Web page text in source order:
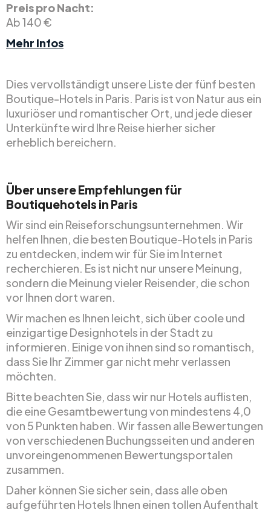
Preis pro Nacht:
Ab 140 €
Mehr Infos
Dies vervollständigt unsere Liste der fünf besten
Boutique-Hotels in Paris. Paris ist von Natur aus ein
luxuriöser und romantischer Ort, und jede dieser
Unterkünfte wird Ihre Reise hierher sicher
erheblich bereichern.
Über unsere Empfehlungen für
Boutiquehotels in Paris
Wir sind ein Reiseforschungsunternehmen. Wir
helfen Ihnen, die besten Boutique-Hotels in Paris
zu entdecken, indem wir für Sie im Internet
recherchieren. Es ist nicht nur unsere Meinung,
sondern die Meinung vieler Reisender, die schon
vor Ihnen dort waren.
Wir machen es Ihnen leicht, sich über coole und
einzigartige Designhotels in der Stadt zu
informieren. Einige von ihnen sind so romantisch,
dass Sie Ihr Zimmer gar nicht mehr verlassen
möchten.
Bitte beachten Sie, dass wir nur Hotels auflisten,
die eine Gesamtbewertung von mindestens 4,0
von 5 Punkten haben. Wir fassen alle Bewertungen
von verschiedenen Buchungsseiten und anderen
unvoreingenommenen Bewertungsportalen
zusammen.
Daher können Sie sicher sein, dass alle oben
aufgeführten Hotels Ihnen einen tollen Aufenthalt